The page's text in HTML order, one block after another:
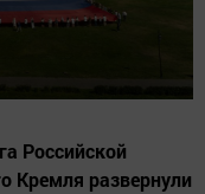
Российской
Кремля развернули